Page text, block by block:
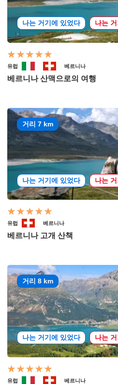
나는 거기에 있었다 나는
유럽 베르니나
베르니나 산맥으로의 여행
거리 7 km
나는 거기에 있었다 나는
유럽 베르니나
베르니나 고개 산책
거리 8 km
나는 거기에 있었다 나는
유럽 베르니나